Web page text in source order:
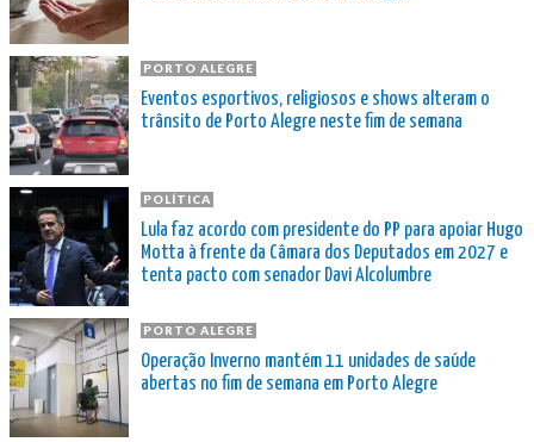
PORTO ALEGRE
Eventos esportivos, religiosos e shows alteram o
trânsito de Porto Alegre neste fim de semana
POLÍTICA
Lula faz acordo com presidente do PP para apoiar Hugo
Motta à frente da Câmara dos Deputados em 2027 e
tenta pacto com senador Davi Alcolumbre
PORTO ALEGRE
Operação Inverno mantém 11 unidades de saúde
abertas no fim de semana em Porto Alegre